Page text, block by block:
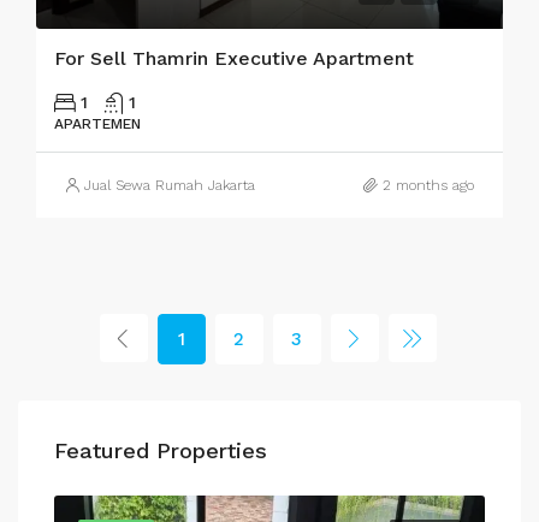
For Sell Thamrin Executive Apartment
1 1
APARTEMEN
Jual Sewa Rumah Jakarta 2 months ago
1 2 3
Featured Properties